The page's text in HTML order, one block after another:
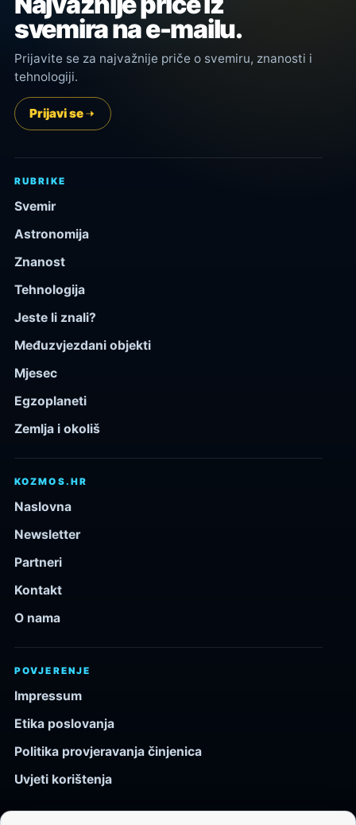
svemira na e-mailu.
Prijavite se za najvažnije priče o svemiru, znanosti i
tehnologiji.
Prijavi se
RUBRIKE
Svemir
Astronomija
Znanost
Tehnologija
Jeste li znali?
Međuzvjezdani objekti
Mjesec
Egzoplaneti
Zemlja i okoliš
KOZMOS.HR
Naslovna
Newsletter
Partneri
Kontakt
O nama
POVJERENJE
Impressum
Etika poslovanja
Politika provjeravanja činjenica
Uvjeti korištenja